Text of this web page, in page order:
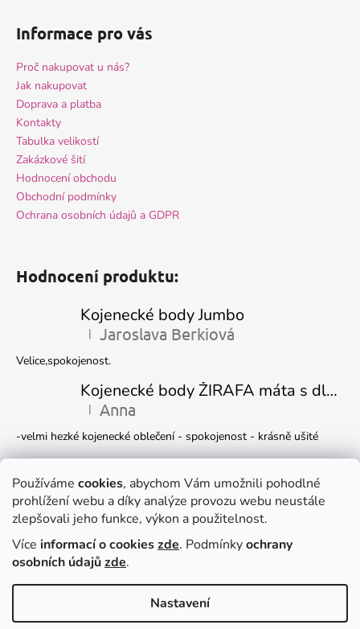
Používáme cookies, abychom Vám umožnili pohodlné
prohlížení webu a díky analýze provozu webu neustále
zlepšovali jeho funkce, výkon a použitelnost.
Více informací o cookieszde. Podmínkyochrany
osobních údajůzde.
Nastavení
Dočasně můžete v e-shopu nakupovat
Informace pro vás
Proč nakupovat u nás?
Jak nakupovat
Doprava a platba
Kontakty
Tabulka velikostí
Zakázkové šití
Hodnocení obchodu
Obchodní podmínky
Ochrana osobních údajů a GDPR
Hodnocení produktu:
Kojenecké body Jumbo
Hodnocení produktu je 5 z 5 hvězdiček.
| Jaroslava Berkiová
Velice,spokojenost.
Kojenecké body ŽIRAFA máta s dlouhým rukávem
Hodnocení produktu je 5 z 5 hvězdiček.
| Anna
-velmi hezké kojenecké oblečení - spokojenost - krásně ušité
Kojenecká čepička DINO
Hodnocení produktu je 5 z 5 hvězdiček.
| Ivana Marková
Krásné
Facebook